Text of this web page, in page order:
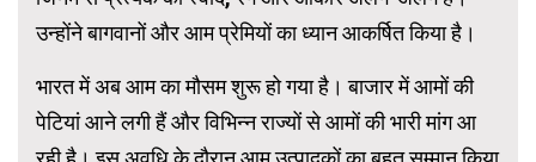
उन्होंने बागवानों और आम प्रेमियों का ध्यान आकर्षित किया है।
भारत में अब आम का मौसम शुरू हो गया है। बाजार में आमों की
पेटियां आने लगी हैं और विभिन्न राज्यों से आमों की भारी मांग आ